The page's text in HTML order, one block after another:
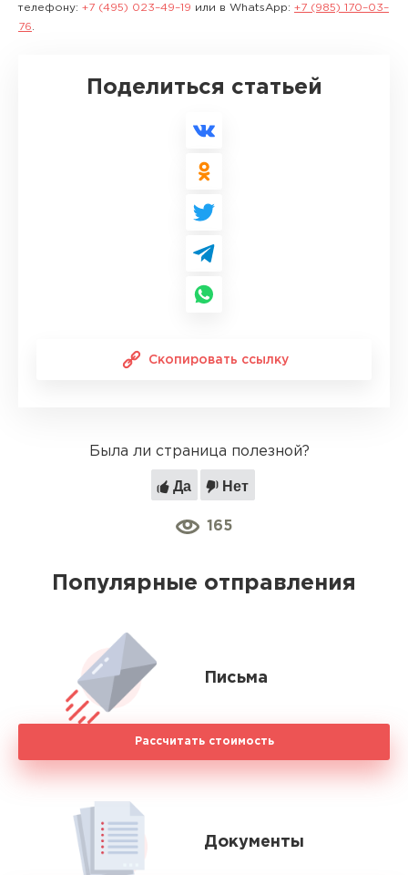
телефону: +7 (495) 023–49–19 или в WhatsApp: +7 (985) 170–03–
76
Поделиться статьей
Скопировать ссылку
Была ли страница полезной?
Да Нет
165
Популярные отправления
Письма
Рассчитать стоимость
Документы